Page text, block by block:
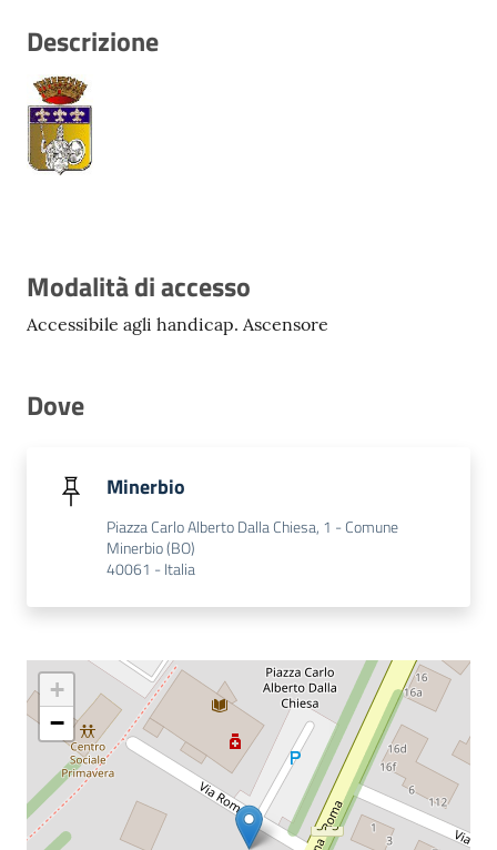
libri
e
film
Calendario
Bambini
Cerca nei
cataloghi
Descrizione
Modalità di accesso
Accessibile agli handicap. Ascensore
Dove
Minerbio
Piazza Carlo Alberto Dalla Chiesa, 1 - Comune
Minerbio (BO)
40061 - Italia
+
−